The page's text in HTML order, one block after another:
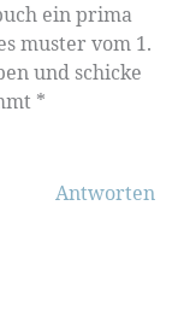
ein prima
muster vom 1.
und schicke
*
Antworten